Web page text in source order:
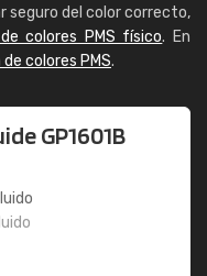
seguro del color correcto,
colores PMS físico. En
colores PMS.
GP1601B